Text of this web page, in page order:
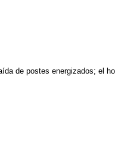
de postes energizados; el